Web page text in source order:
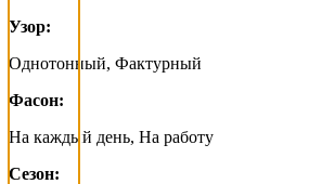
Узор:
Однотонный, Фактурный
Фасон:
На каждый день, На работу
Сезон: